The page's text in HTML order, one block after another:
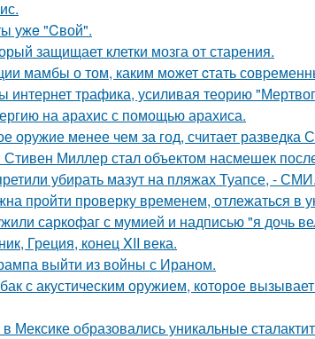
ужe "Cвой".
защищает клетки мозга от старения.
мамбы о том, каким мoжет cтать
трафика, усиливая теорию
на арахис с помощью арахиса.
оружие менее чем за год, считает разведка
Миллер стал объектом насмешек
убирать мазут на пляжах Туапсе, - СМИ.
пройти проверку временем, отлежаться в
саркофаг с мумией и надписью "я дочь
Греция, конец XII века.
выйти из войны с Ираном.
с акустическим оружием, которое
Мексике образовались уникальные